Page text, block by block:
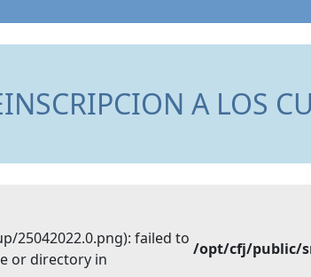
A LOS
25042022.0.png): failed to
or directory in
/opt/cfj/public/